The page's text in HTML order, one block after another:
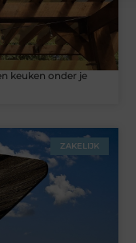
keuken onder je
ZAKELIJK